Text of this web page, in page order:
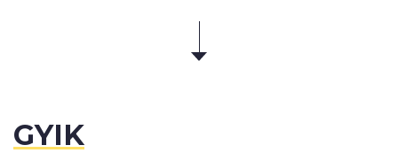
GYIK